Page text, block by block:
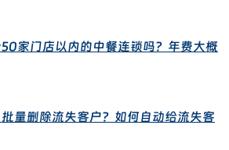
家门店以内的中餐连锁吗？年费大概
量删除流失客户？如何自动给流失客